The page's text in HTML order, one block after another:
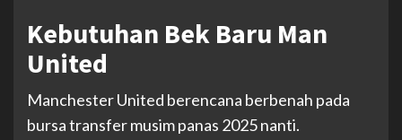
Kebutuhan Bek Baru Man
United
Manchester United berencana berbenah pada
bursa transfer musim panas 2025 nanti.